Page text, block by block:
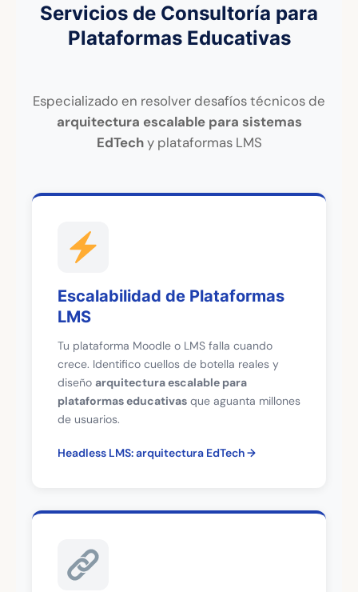
Servicios de Consultoría para
Plataformas Educativas
Especializado en resolver desafíos técnicos de
arquitectura escalable para sistemas
EdTechy plataformas LMS
Escalabilidad de Plataformas
LMS
Tu plataforma Moodle o LMS falla cuando
crece. Identifico cuellos de botella reales y
diseño arquitectura escalable para
plataformas educativas que aguanta millones
de usuarios.
Headless LMS: arquitectura EdTech